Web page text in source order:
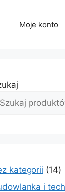
Moje konto
kategorii 1414
i